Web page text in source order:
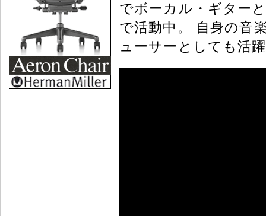
でボーカル・ギター
で活動中。 自身の音
ューサーとしても活